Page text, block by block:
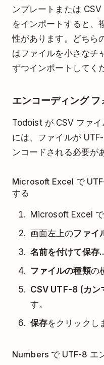
ンプレートまたは
をインポートすると、
性があります。どちら
はファイルを小さなチ
ずつインポートしてく
エンコーディング
Todoist が CSV ファ
には、ファイルが
ンコードされる必要が
Microsoft Excel で
する
Microsoft Excel で
画面左上のファイ
名前を付けて保存
ファイルの種類の
CSV UTF-8 (カ
す。
保存をクリックし
Numbers で UTF-8 エ